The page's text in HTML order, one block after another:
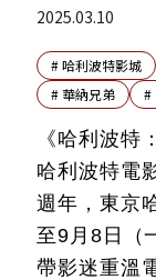
2025.03.10
#哈利波特影城
#華納兄弟 #
《哈利波特
哈利波特電
週年，東京
至9月8日（
帶影迷重溫